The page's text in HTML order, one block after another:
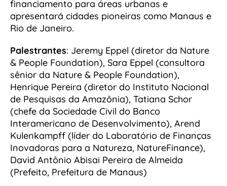
financiamento para áreas urbanas e
apresentará cidades pioneiras como Manaus e
Rio de Janeiro.
Palestrantes: Jeremy Eppel (diretor da Nature
& People Foundation), Sara Eppel (consultora
sênior da Nature & People Foundation),
Henrique Pereira (diretor do Instituto Nacional
de Pesquisas da Amazônia), Tatiana Schor
(chefe da Sociedade Civil do Banco
Interamericano de Desenvolvimento), Arend
Kulenkampff (líder do Laboratório de Finanças
Inovadoras para a Natureza, NatureFinance),
David Antônio Abisai Pereira de Almeida
(Prefeito, Prefeitura de Manaus)